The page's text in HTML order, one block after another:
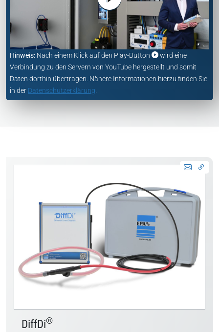
Hinweis: Nach einem Klick auf den Play-Button
wird eine
Verbindung zu den Servern von YouTube hergestellt und somit
Daten dorthin übertragen. Nähere Informationen hierzu finden Sie
in der Datenschutzerklärung
DiffDi®